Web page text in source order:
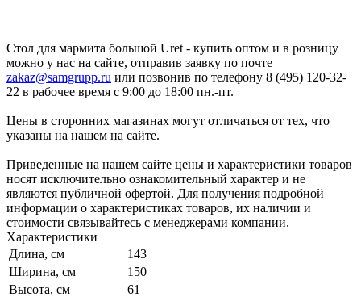
Стол для мармита большой Uret - купить оптом и в розницу
можно у нас на сайте, отправив заявку по почте
zakaz@samgrupp.ru или позвонив по телефону 8 (495) 120-32-
22 в рабочее время с 9:00 до 18:00 пн.-пт.
Цены в сторонних магазинах могут отличаться от тех, что
указаны на нашем на сайте.
Приведенные на нашем сайте цены и характеристики товаров
носят исключительно ознакомительный характер и не
являются публичной офертой. Для получения подробной
информации о характеристиках товаров, их наличии и
стоимости связывайтесь с менеджерами компании.
Характеристики
Длина, см
143
Ширина, см
150
Высота, см
61